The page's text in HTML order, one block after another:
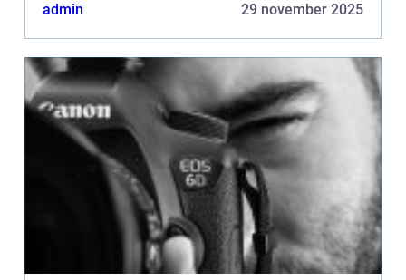
admin 29 november 2025